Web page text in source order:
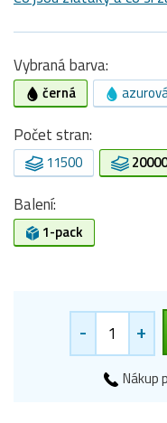
Vybraná barva:
černá
Počet stran:
11500 20000
Balení:
1-pack
- +
Nákup